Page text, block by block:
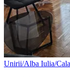
Unirii/Alba Iulia/